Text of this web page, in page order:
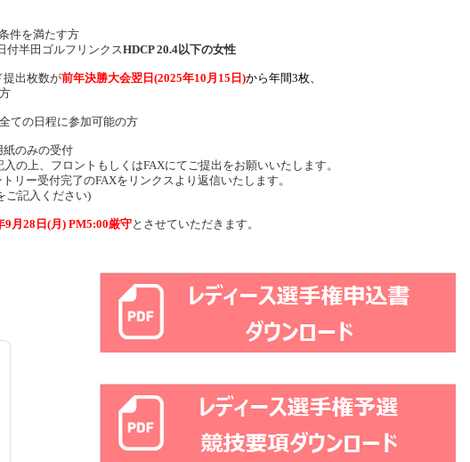
件を満たす方
付半田ゴルフリンクスHDCP 20.4以下の女性
出枚数が前年決勝大会翌日(2025年10月15日)から年間3枚、
ての日程に参加可能の方
のみの受付
の上、フロントもしくはFAXにてご提出をお願いいたします。
リー受付完了のFAXをリンクスより返信いたします。
ご記入ください)
9月28日(月) PM5:00厳守とさせていただきます。